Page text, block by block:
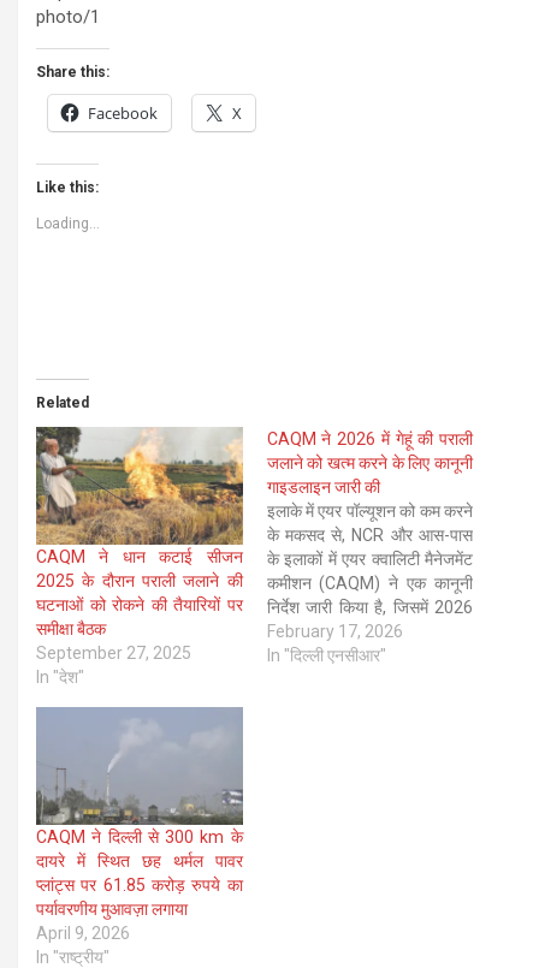
photo/1
Share this:
Facebook X
Like this:
Loading...
Related
CAQM ने धान कटाई सीजन
2025 के दौरान पराली जलाने की
घटनाओं को रोकने की तैयारियों पर
समीक्षा बैठक
September 27, 2025
In "देश"
CAQM ने 2026 में गेहूं की पराली
जलाने को खत्म करने के लिए कानूनी
गाइडलाइन जारी की
इलाके में एयर पॉल्यूशन को कम करने
के मकसद से, NCR और आस-पास
के इलाकों में एयर क्वालिटी मैनेजमेंट
कमीशन (CAQM) ने एक कानूनी
निर्देश जारी किया है, जिसमें 2026
की कटाई के मौसम में गेहूं की पराली
जलाने से रोकने और खत्म करने के
February 17, 2026
In "दिल्ली एनसीआर"
CAQM ने दिल्ली से 300 km के
दायरे में स्थित छह थर्मल पावर
प्लांट्स पर 61.85 करोड़ रुपये का
पर्यावरणीय मुआवज़ा लगाया
April 9, 2026
In "राष्ट्रीय"